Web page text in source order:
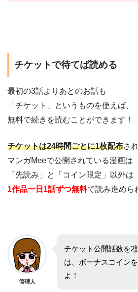
チケットで待てば読める
最初の3話よりあとのお話も
「チケット」というものを使えば、
無料で続きを読むことができます！
チケットは24時間ごとに1枚配布さ
マンガMeeで公開されている漫画は
「先読み」と「コイン限定」以外は
1作品一日1話ずつ無料で読み進めら
管理人
チケット公開話数を2
は、ボーナスコイン
よ！